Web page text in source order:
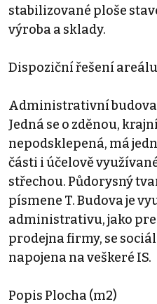
stabilizované ploše
výroba a sklady.
Dispoziční řešení
Administrativní
Jedná se o zděnou,
nepodsklepená, má
části i účelově
střechou. Půdorysný
písmene T. Budova je
administrativu, jako
prodejna firmy, se
napojena na veškeré IS.
Popis Plocha (m2)